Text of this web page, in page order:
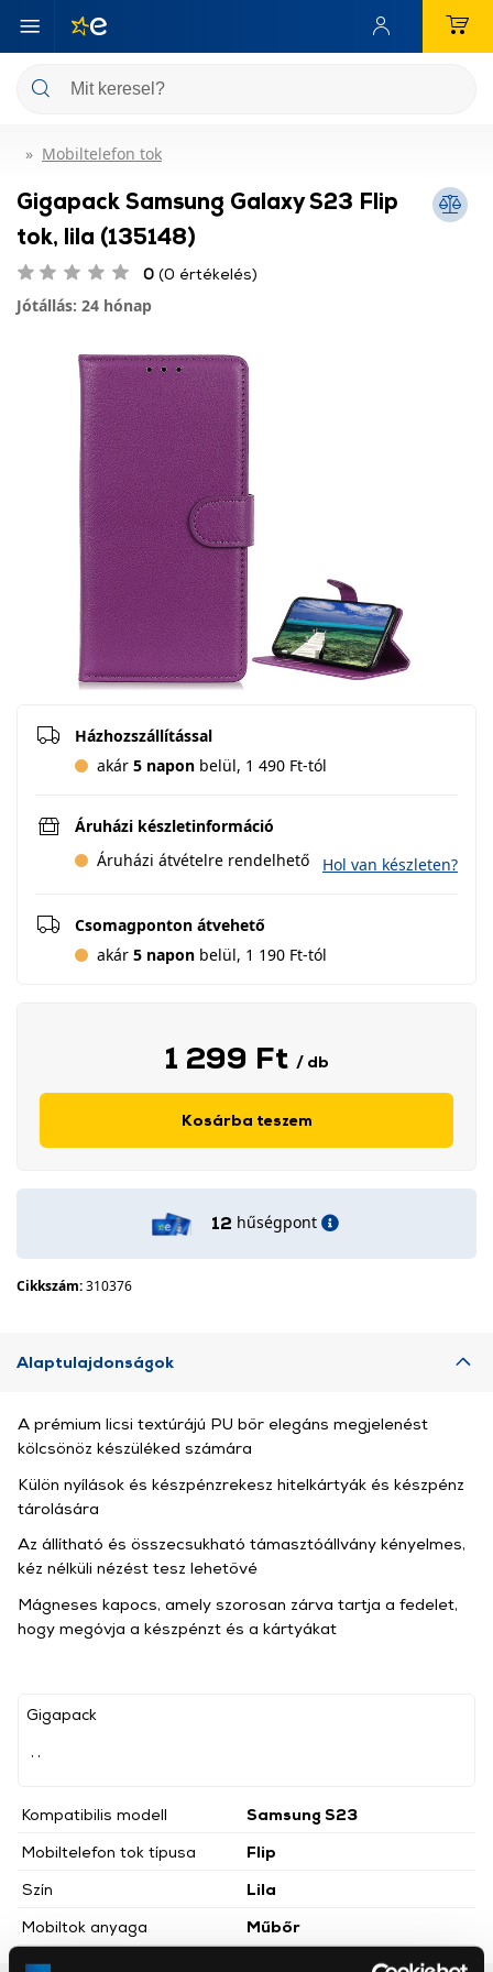
Mobiltelefon tok
Gigapack Samsung Galaxy S23 Flip
tok, lila (135148)
0 (0 értékelés)
Jótállás: 24 hónap
Házhozszállítással
akár 5 napon belül, 1 490 Ft-tól
Áruházi készletinformáció
Áruházi átvételre rendelhető
Hol van készleten?
Csomagponton átvehető
akár 5 napon belül, 1 190 Ft-tól
1 299 Ft / db
Kosárba teszem
12 hűségpont
Cikkszám:310376
Alaptulajdonságok
Gigapack
Kompatibilis modell
Samsung S23
Mobiltelefon tok típusa
Flip
Szín
Lila
Mobiltok anyaga
Műbőr
A prémium licsi textúrájú PU bőr elegáns megjelenést
kölcsönöz készüléked számára
Külön nyílások és készpénzrekesz hitelkártyák és készpénz
tárolására
Az állítható és összecsukható támasztóállvány kényelmes,
kéz nélküli nézést tesz lehetővé
Mágneses kapocs, amely szorosan zárva tartja a fedelet,
hogy megóvja a készpénzt és a kártyákat